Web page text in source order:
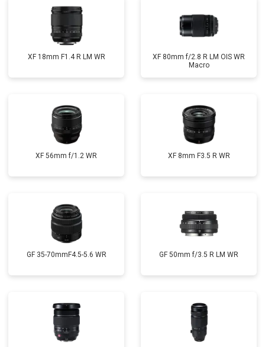
XF 18mm F1.4 R LM WR
XF 80mm f/2.8 R LM OIS WR
Macro
XF 56mm f/1.2 WR XF 8mm F3.5 R WR
GF 35-70mmF4.5-5.6 WR GF 50mm f/3.5 R LM WR